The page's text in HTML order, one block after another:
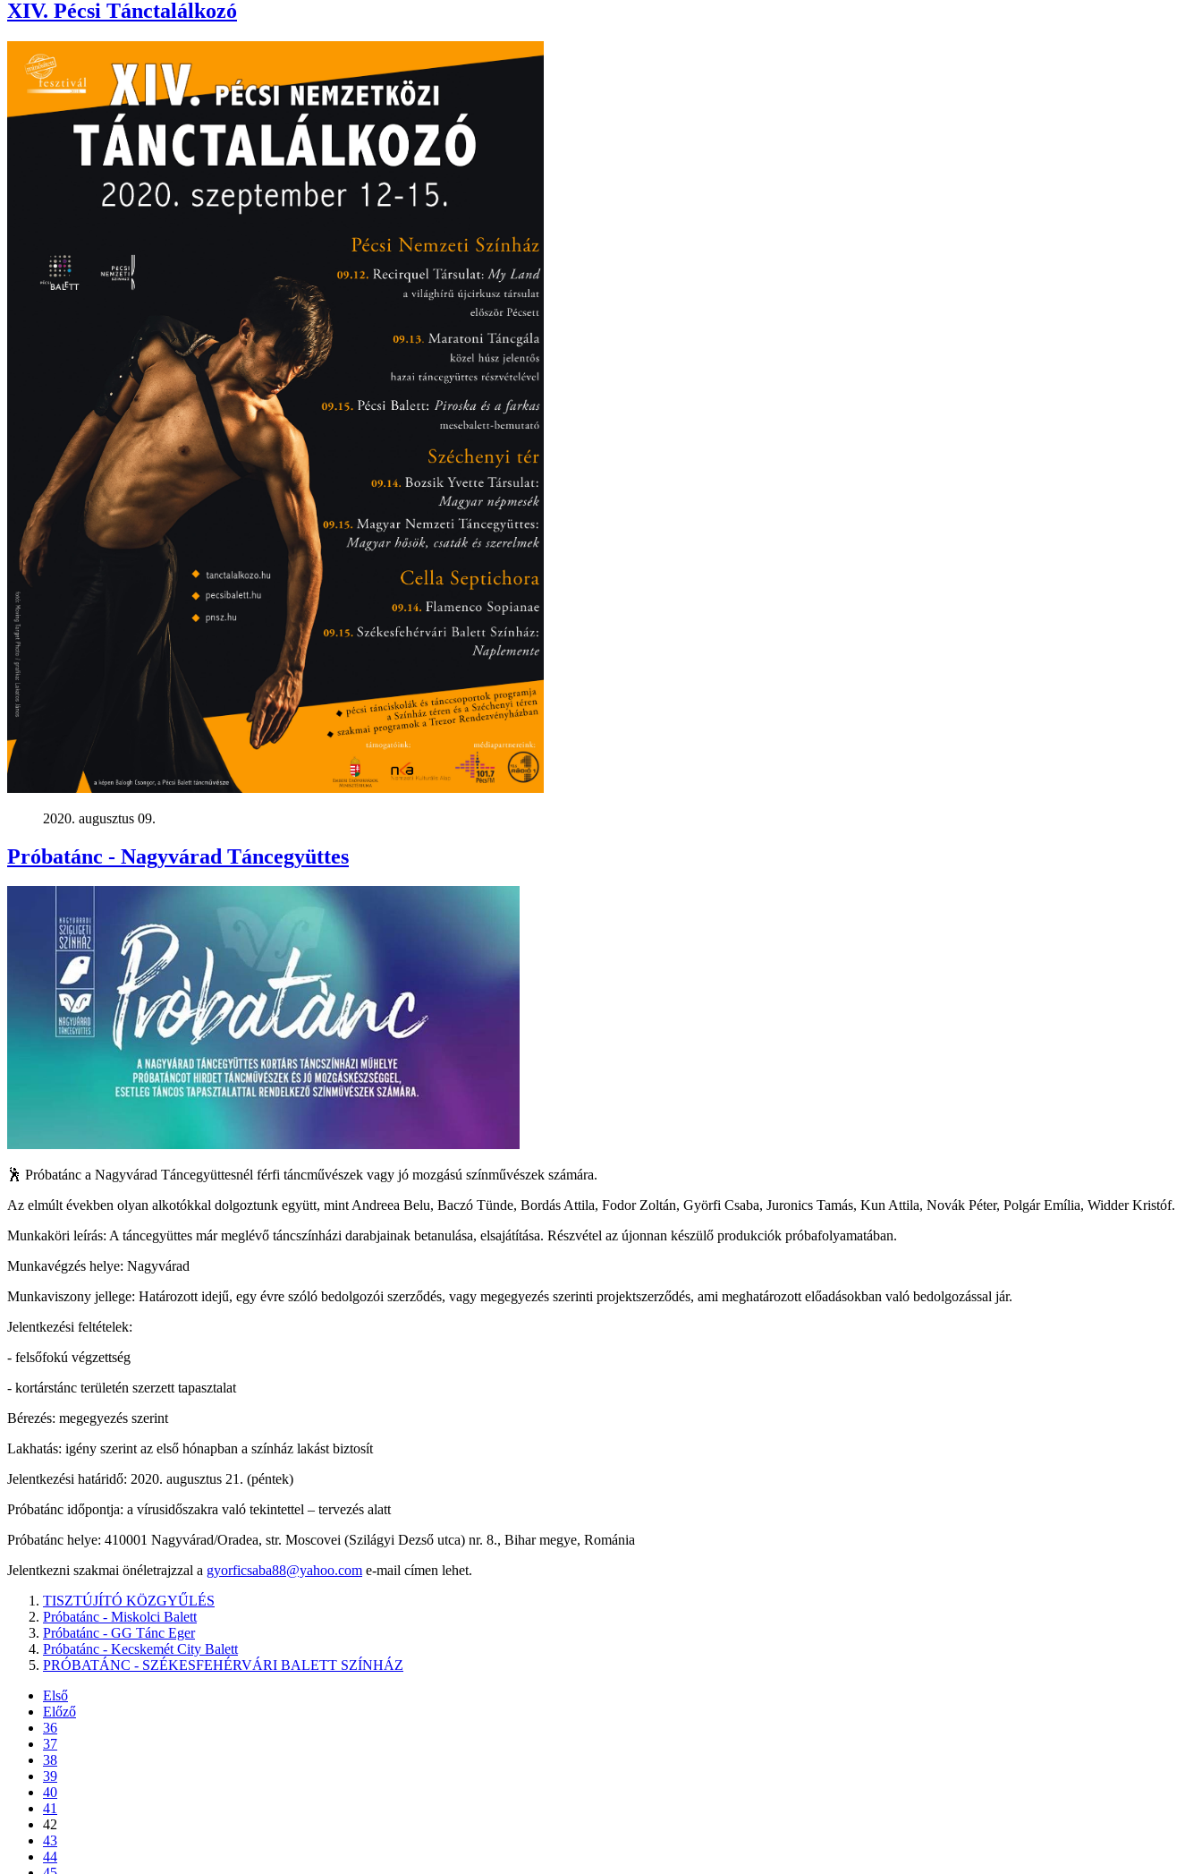
XIV. Pécsi Tánctalálkozó
2020. augusztus 09.
Próbatánc - Nagyvárad Táncegyüttes
🕺 Próbatánc a Nagyvárad Táncegyüttesnél férfi táncművészek vagy jó mozgású színművészek számára.
Az elmúlt években olyan alkotókkal dolgoztunk együtt, mint Andreea Belu, Baczó Tünde, Bordás Attila, Fodor Zoltán, Györfi Csaba, Juronics Tamás, Kun Attila, Novák Péter, Polgár Emília, Widder Kristóf.
Munkaköri leírás: A táncegyüttes már meglévő táncszínházi darabjainak betanulása, elsajátítása. Részvétel az újonnan készülő produkciók próbafolyamatában.
Munkavégzés helye: Nagyvárad
Munkaviszony jellege: Határozott idejű, egy évre szóló bedolgozói szerződés, vagy megegyezés szerinti projektszerződés, ami meghatározott előadásokban való bedolgozással jár.
Jelentkezési feltételek:
- felsőfokú végzettség
- kortárstánc területén szerzett tapasztalat
Bérezés: megegyezés szerint
Lakhatás: igény szerint az első hónapban a színház lakást biztosít
Jelentkezési határidő: 2020. augusztus 21. (péntek)
Próbatánc időpontja: a vírusidőszakra való tekintettel – tervezés alatt
Próbatánc helye: 410001 Nagyvárad/Oradea, str. Moscovei (Szilágyi Dezső utca) nr. 8., Bihar megye, Románia
Jelentkezni szakmai önéletrajzzal a gyorficsaba88@yahoo.com e-mail címen lehet.
TISZTÚJÍTÓ KÖZGYŰLÉS
Próbatánc - Miskolci Balett
Próbatánc - GG Tánc Eger
Próbatánc - Kecskemét City Balett
PRÓBATÁNC - SZÉKESFEHÉRVÁRI BALETT SZÍNHÁZ
Első
Előző
36
37
38
39
40
41
42
43
44